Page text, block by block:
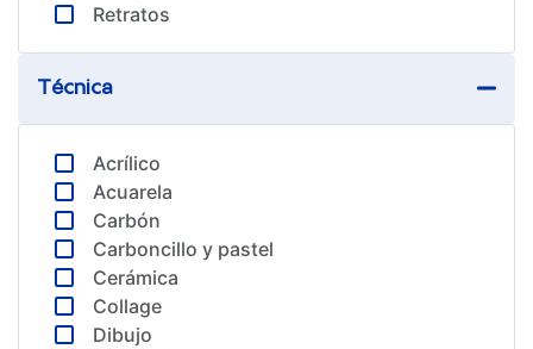
Retratos
Técnica
Acrílico
Acuarela
Carbón
Carboncillo y pastel
Cerámica
Collage
Dibujo